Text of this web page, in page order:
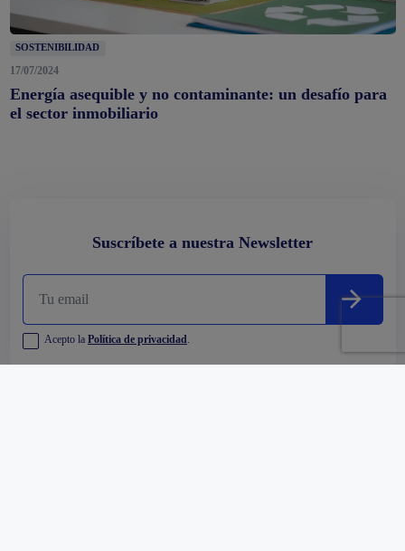
SOSTENIBILIDAD
17/07/2024
Energía asequible y no contaminante: un desafío para
el sector inmobiliario
Suscríbete a nuestra Newsletter
Acepto la Política de privacidad.